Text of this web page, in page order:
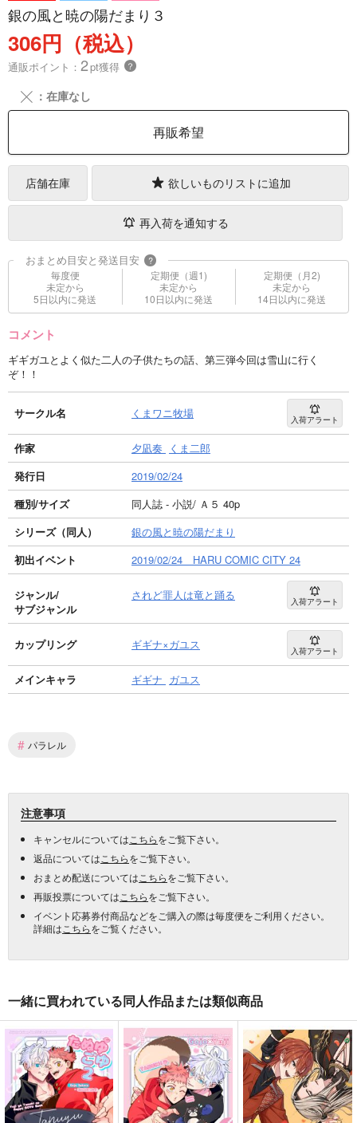
銀の風と暁の陽だまり３
306円（税込）
通販ポイント： 2pt獲得 ？
╳ ：在庫なし
再販希望
店舗在庫 欲しいものリストに追加
再入荷を通知する
おまとめ目安と発送目安 ?
毎度便
未定から
5日以内に発送
定期便（週1)
未定から
10日以内に発送
定期便（月2)
未定から
14日以内に発送
コメント
ギギガユとよく似た二人の子供たちの話、第三弾今回は雪山に行く
ぞ！！
サークル名 くまワニ牧場 入荷アラート
作家 夕凪奏
くま二郎
発行日
2019/02/24
種別/サイズ
同人誌 - 小説/ Ａ５ 40p
シリーズ（同人）
銀の風と暁の陽だまり
初出イベント
2019/02/24 HARU COMIC CITY 24
ジャンル/
サブジャンル
されど罪人は竜と踊る 入荷アラート
カップリング ギギナ×ガユス 入荷アラート
メインキャラ ギギナ ガユス
# パラレル
注意事項
キャンセルについては こちらをご覧下さい。
返品については こちらをご覧下さい。
おまとめ配送については こちらをご覧下さい。
再販投票については こちらをご覧下さい。
イベント応募券付商品などをご購入の際は毎度便をご利用ください。
詳細は こちらをご覧ください。
一緒に買われている同人作品または類似商品